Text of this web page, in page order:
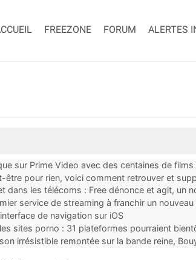
FREEZONE FORUM ALERTES
sur Prime Video avec des centaines de
être pour rien, voici comment retrouver et
dans les télécoms : Free dénonce et agit, un
service de streaming à franchir un nouveau
de navigation sur iOS
sites porno : 31 plateformes pourraient
irrésistible remontée sur la bande reine,